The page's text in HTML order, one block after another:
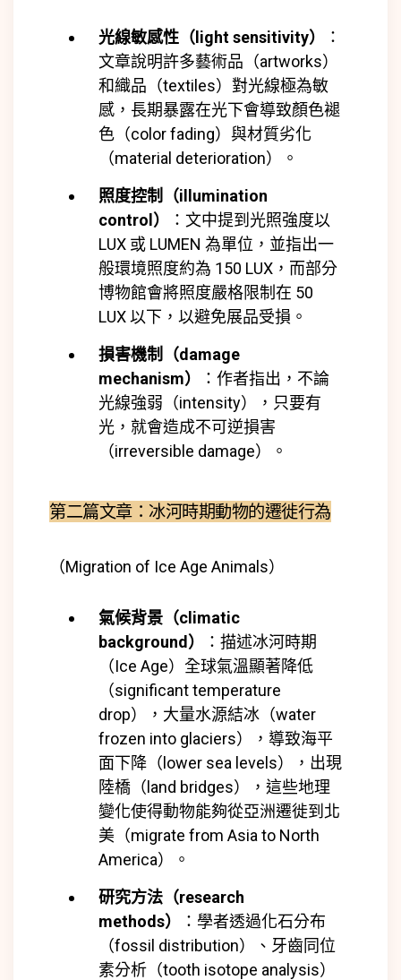
光線敏感性（light sensitivity）
：
文章說明許多藝術品（artworks）
和織品（textiles）對光線極為敏
感，長期暴露在光下會導致顏色褪
色（color fading）與材質劣化
（material deterioration）。
照度控制（illumination
control）
：文中提到光照強度以
LUX 或 LUMEN 為單位，並指出一
般環境照度約為 150 LUX，而部分
博物館會將照度嚴格限制在 50
LUX 以下，以避免展品受損。
損害機制（damage
mechanism）
：作者指出，不論
光線強弱（intensity），只要有
光，就會造成不可逆損害
（irreversible damage）。
第二篇文章：冰河時期動物的遷徙行為
（Migration of Ice Age Animals）
氣候背景（climatic
background）
： 描述冰河時期
（Ice Age）全球氣溫顯著降低
（significant temperature
drop），大量水源結冰（water
frozen into glaciers），導致海平
面下降（lower sea levels），出現
陸橋（land bridges），這些地理
變化使得動物能夠從亞洲遷徙到北
美（migrate from Asia to North
America）。
研究方法（research
methods）
：學者透過化石分布
（fossil distribution）、牙齒同位
素分析（tooth isotope analysis）